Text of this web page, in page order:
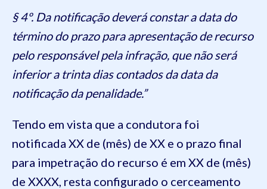
§ 4º. Da notificação deverá constar a data do
término do prazo para apresentação de recurso
pelo responsável pela infração, que não será
inferior a trinta dias contados da data da
notificação da penalidade.”
Tendo em vista que a condutora foi
notificada XX de (mês) de XX e o prazo final
para impetração do recurso é em XX de (mês)
de XXXX, resta configurado o cerceamento